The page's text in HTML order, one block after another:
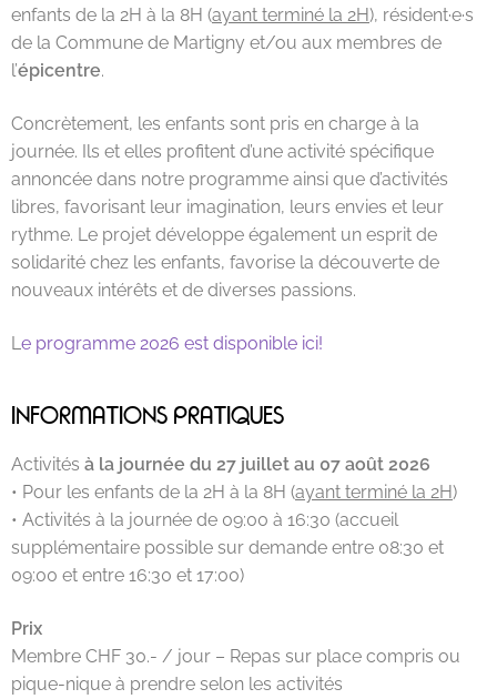
enfants de la 2H à la 8H (ayant terminé la 2H), résident·e·s
de la Commune de Martigny et/ou aux membres de
l’épicentre.
Concrètement, les enfants sont pris en charge à la
journée. Ils et elles profitent d’une activité spécifique
annoncée dans notre programme ainsi que d’activités
libres, favorisant leur imagination, leurs envies et leur
rythme. Le projet développe également un esprit de
solidarité chez les enfants, favorise la découverte de
nouveaux intérêts et de diverses passions.
L e programme 2026 est disponible ici!
INFORMATIONS PRATIQUES
Activités à la journée du 27 juillet au 07 août 2026
• Pour les enfants de la 2H à la 8H (ayant terminé la 2H)
• Activités à la journée de 09:00 à 16:30 (accueil
supplémentaire possible sur demande entre 08:30 et
09:00 et entre 16:30 et 17:00)
Prix
Membre CHF 30.- / jour – Repas sur place compris ou
pique-nique à prendre selon les activités